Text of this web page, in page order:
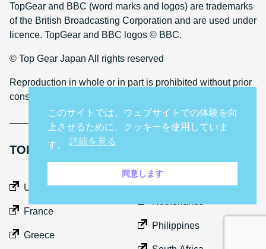
TopGear and BBC (word marks and logos) are trademarks
of the British Broadcasting Corporation and are used under
licence. TopGear and BBC logos © BBC.
© Top Gear Japan All rights reserved
Reproduction in whole or in part is prohibited without prior
consent
TOP GEAR INTERNATIONAL SITES
UK
France
Greece
Middle East
Philippines
このサイトでは、ウェブサイトでの体験を向
上させるために、クッキーを使用していま
す。 詳細を見る
同意します